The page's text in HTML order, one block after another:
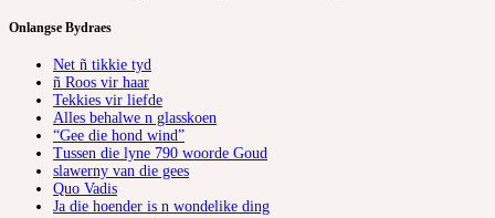
Onlangse Bydraes
Net ñ tikkie tyd
ñ Roos vir haar
Tekkies vir liefde
Alles behalwe n glasskoen
“Gee die hond wind”
Tussen die lyne 790 woorde Goud
slawerny van die gees
Quo Vadis
Ja die hoender is n wondelike ding